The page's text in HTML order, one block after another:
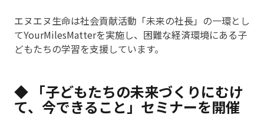
エヌエヌ生命は社会貢献活動「未来の社長」の一環とし
てYourMilesMatterを実施し、困難な経済環境にある子
どもたちの学習を支援しています。
◆ 「子どもたちの未来づくりにむけ
て、今できること」セミナーを開催